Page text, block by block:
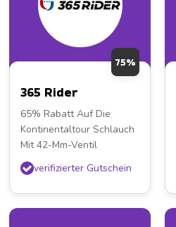
75%
365 Rider
65% Rabatt Auf Die
Kontinentaltour Schlauch
Mit 42-Mm-Ventil
verifizierter Gutschein